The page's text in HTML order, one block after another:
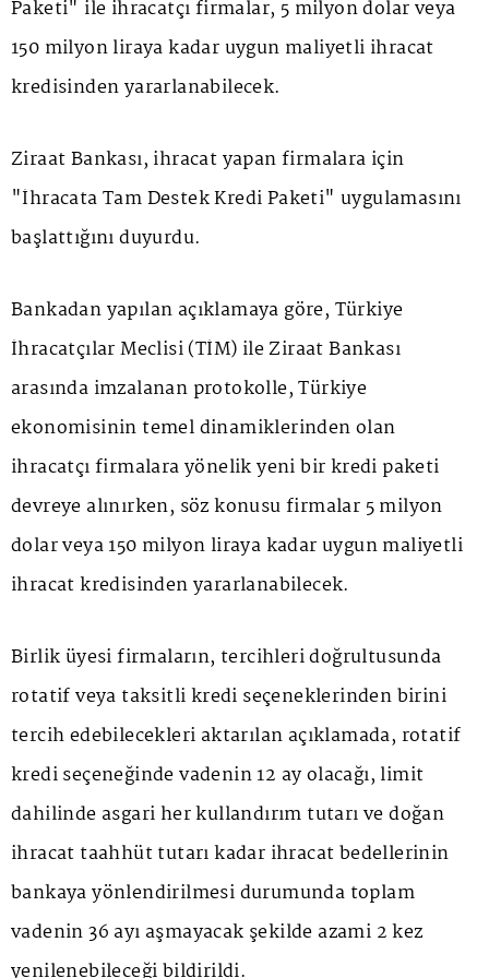
Paketi" ile ihracatçı firmalar, 5 milyon dolar veya
150 milyon liraya kadar uygun maliyetli ihracat
kredisinden yararlanabilecek.
Ziraat Bankası, ihracat yapan firmalara için
"İhracata Tam Destek Kredi Paketi" uygulamasını
başlattığını duyurdu.
Bankadan yapılan açıklamaya göre, Türkiye
İhracatçılar Meclisi (TİM) ile Ziraat Bankası
arasında imzalanan protokolle, Türkiye
ekonomisinin temel dinamiklerinden olan
ihracatçı firmalara yönelik yeni bir kredi paketi
devreye alınırken, söz konusu firmalar 5 milyon
dolar veya 150 milyon liraya kadar uygun maliyetli
ihracat kredisinden yararlanabilecek.
Birlik üyesi firmaların, tercihleri doğrultusunda
rotatif veya taksitli kredi seçeneklerinden birini
tercih edebilecekleri aktarılan açıklamada, rotatif
kredi seçeneğinde vadenin 12 ay olacağı, limit
dahilinde asgari her kullandırım tutarı ve doğan
ihracat taahhüt tutarı kadar ihracat bedellerinin
bankaya yönlendirilmesi durumunda toplam
vadenin 36 ayı aşmayacak şekilde azami 2 kez
yenilenebileceği bildirildi.